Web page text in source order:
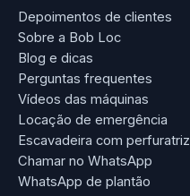
Depoimentos de clientes
Sobre a Bob Loc
Blog e dicas
Perguntas frequentes
Vídeos das máquinas
Locação de emergência
Escavadeira com perfuratriz
Chamar no WhatsApp
WhatsApp de plantão